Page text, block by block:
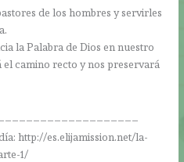
de los hombres y servirles
la Palabra de Dios en nuestro
camino recto y nos preservará
http://es.elijamission.net/la-
1/